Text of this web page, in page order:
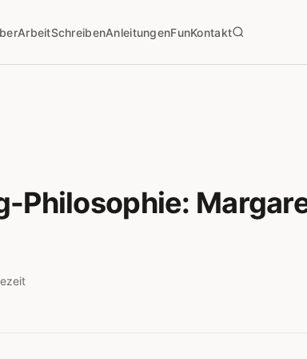
ArbeitSchreibenAnleitungenFunKontakt
Philosophie: